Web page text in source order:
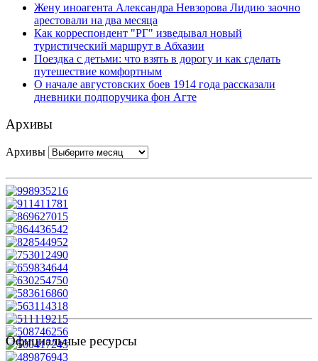
Жену иноагента Александра Невзорова Лидию заочно
арестовали на два месяца
Как корреспондент "РГ" изведывал новый
туристический маршрут в Абхазии
Поездка с детьми: что взять в дорогу и как сделать
путешествие комфортным
О начале августовских боев 1914 года рассказали
дневники подпоручика фон Агте
Архивы
Архивы
Официальные ресурсы